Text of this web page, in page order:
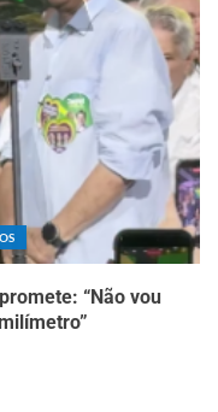
“Não vou